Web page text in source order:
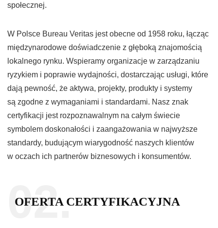
społecznej.
W Polsce Bureau Veritas jest obecne od 1958 roku, łącząc
międzynarodowe doświadczenie z głęboką znajomością
lokalnego rynku. Wspieramy organizacje w zarządzaniu
ryzykiem i poprawie wydajności, dostarczając usługi, które
dają pewność, że aktywa, projekty, produkty i systemy
są zgodne z wymaganiami i standardami. Nasz znak
certyfikacji jest rozpoznawalnym na całym świecie
symbolem doskonałości i zaangażowania w najwyższe
standardy, budującym wiarygodność naszych klientów
w oczach ich partnerów biznesowych i konsumentów.
02.
OFERTA CERTYFIKACYJNA